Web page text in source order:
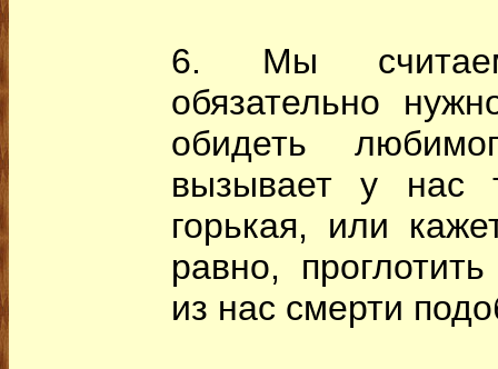
6. Мы
обязательно
обидеть
вызывает у нас
горькая, или
равно,
из нас смерти